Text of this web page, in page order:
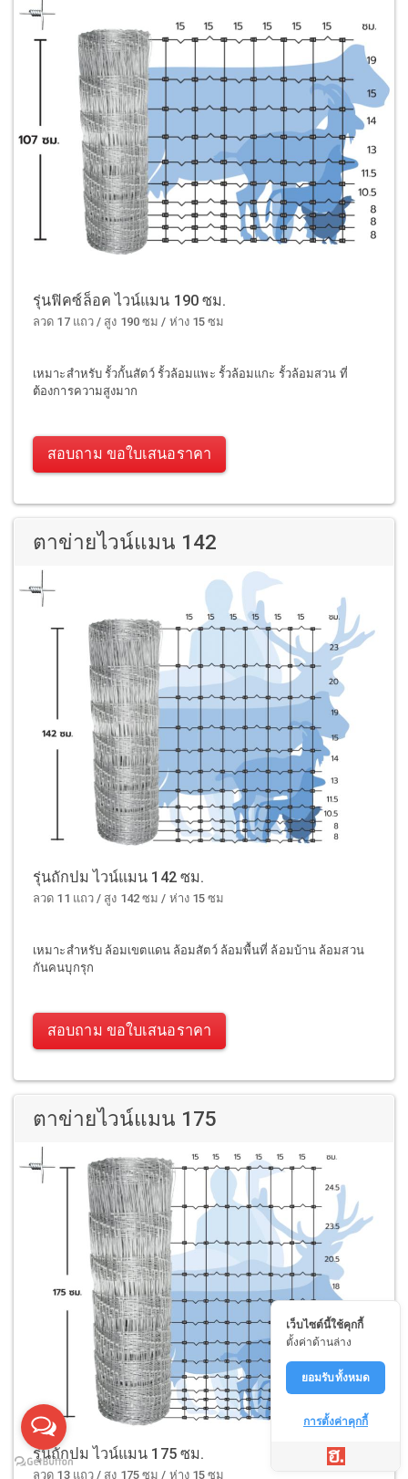
รุ่นฟิคซ์ล็อค ไวน์แมน 190 ซม.
ลวด 17 แถว / สูง 190 ซม / ห่าง 15 ซม
เหมาะสำหรับ รั้วกั้นสัตว์ รั้วล้อมแพะ รั้วล้อมแกะ รั้วล้อมสวน ที่
ต้องการความสูงมาก
สอบถาม ขอใบเสนอราคา
ตาข่ายไวน์แมน 142
รุ่นถักปม ไวน์แมน 142 ซม.
ลวด 11 แถว / สูง 142 ซม / ห่าง 15 ซม
เหมาะสำหรับ ล้อมเขตแดน ล้อมสัตว์ ล้อมพื้นที่ ล้อมบ้าน ล้อมสวน
กันคนบุกรุก
สอบถาม ขอใบเสนอราคา
ตาข่ายไวน์แมน 175
รุ่นถักปม ไวน์แมน 175 ซม.
ลวด 13 แถว / สูง 175 ซม / ห่าง 15 ซม
เว็บไซต์นี้ใช้คุกกี้
ตั้งค่าด้านล่าง
ยอมรับทั้งหมด
การตั้งค่าคุกกี้